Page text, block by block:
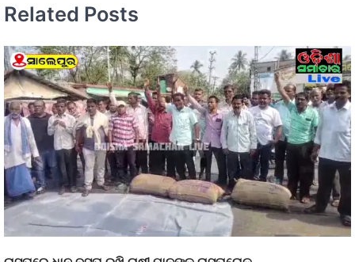
Related Posts